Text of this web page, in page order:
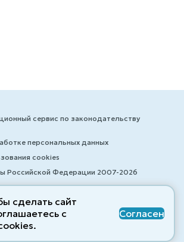
сервис по законодательству
персональных данных
cookies
Российской Федерации 2007-2026
сделать сайт
с
Согласен